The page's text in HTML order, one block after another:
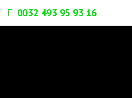
0032 493 95 93 16